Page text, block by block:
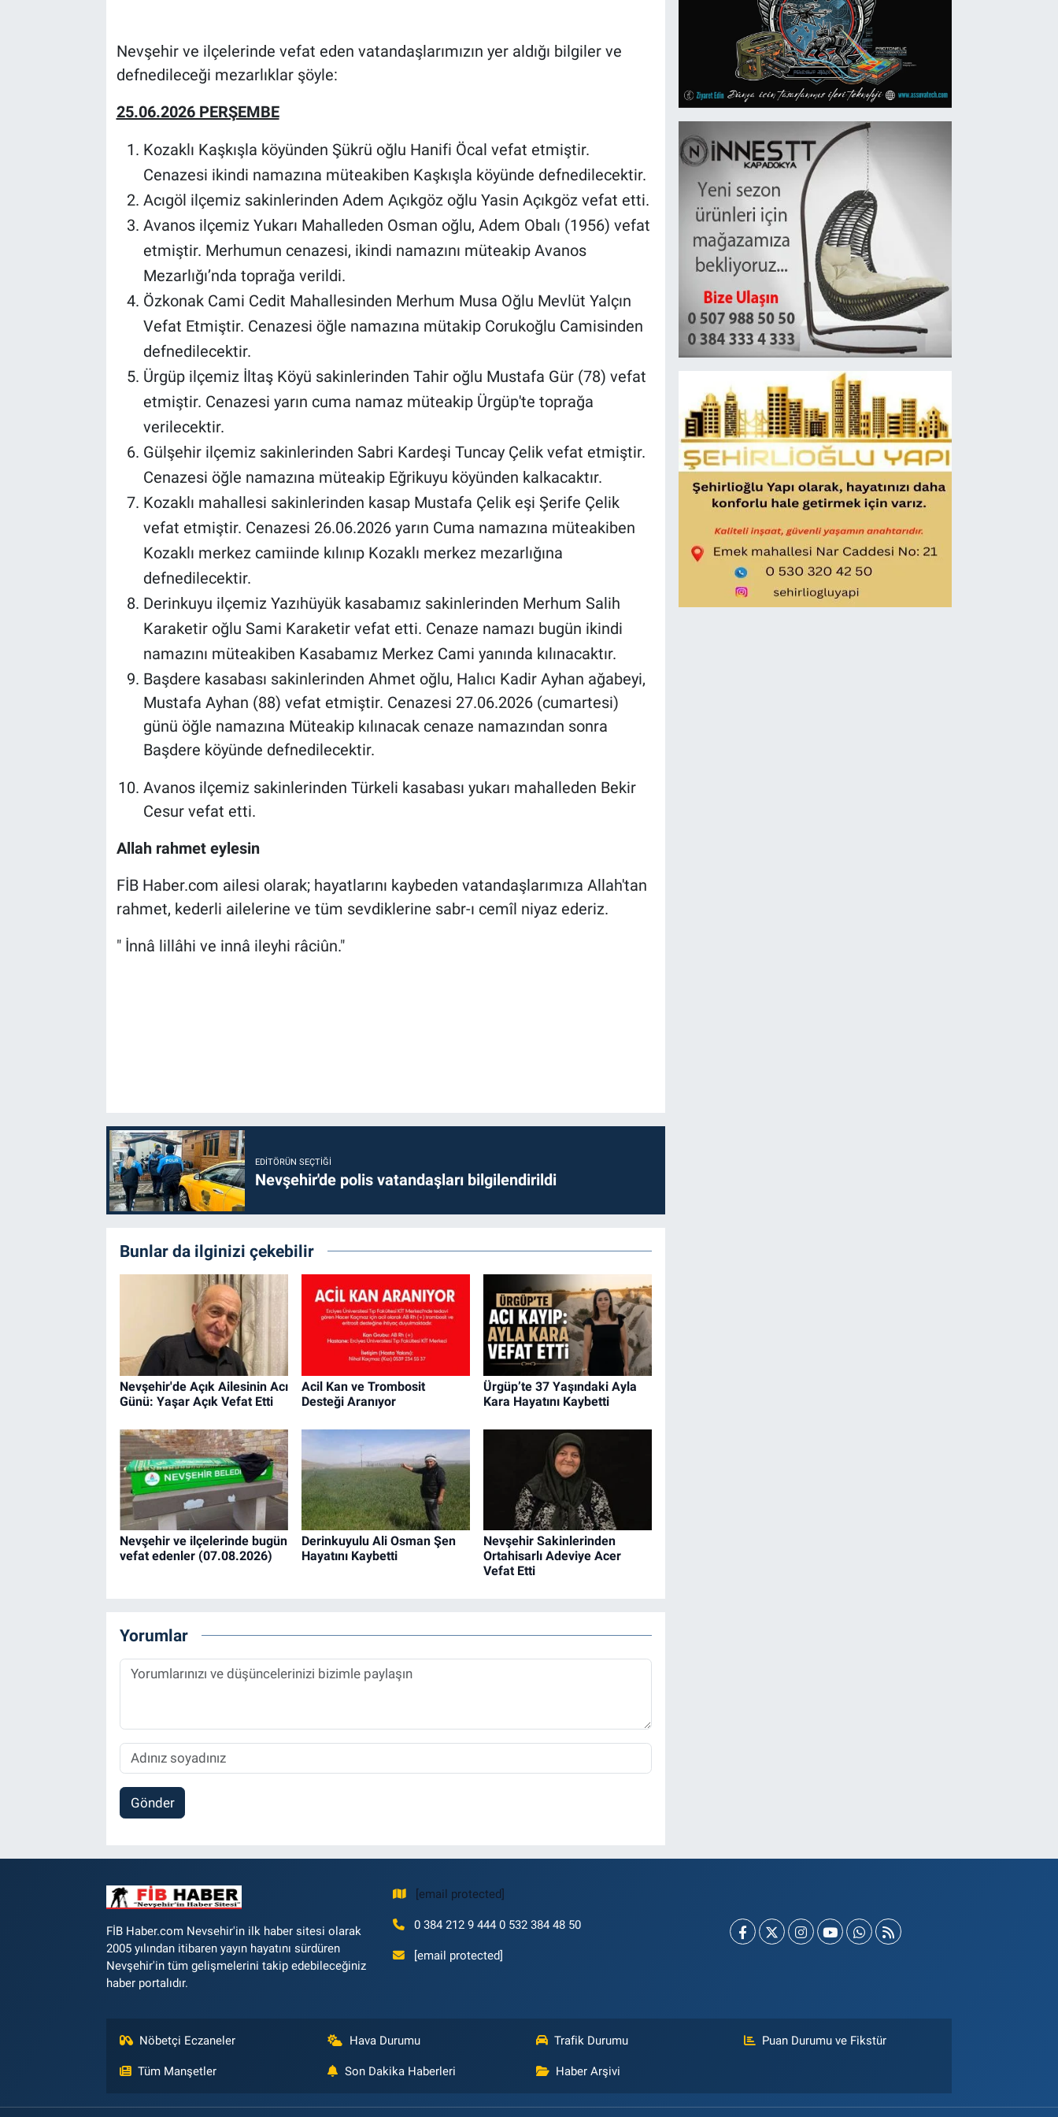
Nevşehir ve ilçelerinde vefat eden vatandaşlarımızın yer aldığı bilgiler ve
defnedileceği mezarlıklar şöyle:
25.06.2026 PERŞEMBE
Kozaklı Kaşkışla köyünden Şükrü oğlu Hanifi Öcal vefat etmiştir.
Cenazesi ikindi namazına müteakiben Kaşkışla köyünde defnedilecektir.
Acıgöl ilçemiz sakinlerinden Adem Açıkgöz oğlu Yasin Açıkgöz vefat etti.
Avanos ilçemiz Yukarı Mahalleden Osman oğlu, Adem Obalı (1956) vefat
etmiştir. Merhumun cenazesi, ikindi namazını müteakip Avanos
Mezarlığı’nda toprağa verildi.
Özkonak Cami Cedit Mahallesinden Merhum Musa Oğlu Mevlüt Yalçın
Vefat Etmiştir. Cenazesi öğle namazına mütakip Corukoğlu Camisinden
defnedilecektir.
Ürgüp ilçemiz İltaş Köyü sakinlerinden Tahir oğlu Mustafa Gür (78) vefat
etmiştir. Cenazesi yarın cuma namaz müteakip Ürgüp'te toprağa
verilecektir.
Gülşehir ilçemiz sakinlerinden Sabri Kardeşi Tuncay Çelik vefat etmiştir.
Cenazesi öğle namazına müteakip Eğrikuyu köyünden kalkacaktır.
Kozaklı mahallesi sakinlerinden kasap Mustafa Çelik eşi Şerife Çelik
vefat etmiştir. Cenazesi 26.06.2026 yarın Cuma namazına müteakiben
Kozaklı merkez camiinde kılınıp Kozaklı merkez mezarlığına
defnedilecektir.
Derinkuyu ilçemiz Yazıhüyük kasabamız sakinlerinden Merhum Salih
Karaketir oğlu Sami Karaketir vefat etti. Cenaze namazı bugün ikindi
namazını müteakiben Kasabamız Merkez Cami yanında kılınacaktır.
Başdere kasabası sakinlerinden Ahmet oğlu, Halıcı Kadir Ayhan ağabeyi,
Mustafa Ayhan (88) vefat etmiştir. Cenazesi 27.06.2026 (cumartesi)
günü öğle namazına Müteakip kılınacak cenaze namazından sonra
Başdere köyünde defnedilecektir.
Avanos ilçemiz sakinlerinden Türkeli kasabası yukarı mahalleden Bekir
Cesur vefat etti.
Allah rahmet eylesin
FİB Haber.com ailesi olarak; hayatlarını kaybeden vatandaşlarımıza Allah'tan
rahmet, kederli ailelerine ve tüm sevdiklerine sabr-ı cemîl niyaz ederiz.
" İnnâ lillâhi ve innâ ileyhi râciûn."
EDITÖRÜN SEÇTIĞI
Nevşehir'de polis vatandaşları bilgilendirildi
Bunlar da ilginizi çekebilir
Nevşehir'de Açık Ailesinin Acı
Günü: Yaşar Açık Vefat Etti
Acil Kan ve Trombosit
Desteği Aranıyor
Ürgüp’te 37 Yaşındaki Ayla
Kara Hayatını Kaybetti
Nevşehir ve ilçelerinde bugün
vefat edenler (07.08.2026)
Derinkuyulu Ali Osman Şen
Hayatını Kaybetti
Nevşehir Sakinlerinden
Ortahisarlı Adeviye Acer
Vefat Etti
Yorumlar
Gönder
FİB Haber.com Nevsehir'in ilk haber sitesi olarak
2005 yılından itibaren yayın hayatını sürdüren
Nevşehir'in tüm gelişmelerini takip edebileceğiniz
haber portalıdır.
[email protected]
0 384 212 9 444 0 532 384 48 50
[email protected]
Nöbetçi Eczaneler Hava Durumu Trafik Durumu Puan Durumu ve Fikstür
Tüm Manşetler Son Dakika Haberleri Haber Arşivi
Haberde İnsan